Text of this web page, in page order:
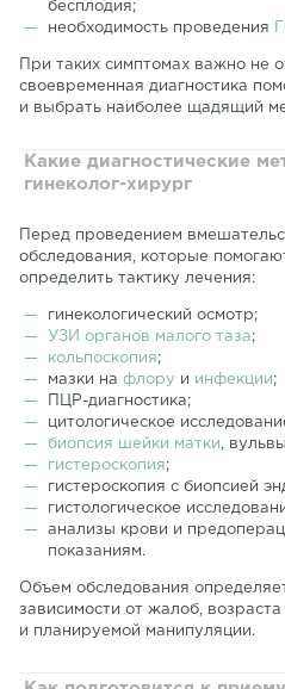
бесплодия;
необходимость проведения
При таких симптомах важно не
своевременная диагностика
и выбрать наиболее щадящий
Какие диагностические
гинеколог-хирург
Перед проведением
обследования, которые
определить тактику лечения:
гинекологический осмотр;
УЗИ органов малого таза;
кольпоскопия;
мазки на флору и инфекции;
ПЦР-диагностика;
цитологическое
биопсия шейки матки ,
гистероскопия;
гистероскопия с биопсией
гистологическое
анализы крови и
показаниям.
Объем обследования
зависимости от жалоб,
и планируемой манипуляции.